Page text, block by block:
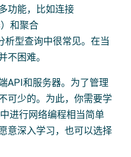
功能，比如连接
和聚合
析型查询中很常见。在当
不困难。
API和服务器。为了管理
可少的。为此，你需要学
进行网络编程相当简单
意深入学习，也可以选择